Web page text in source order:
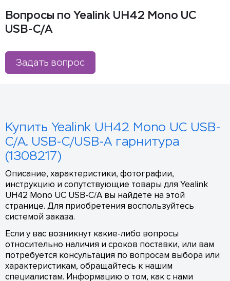
Вопросы по Yealink UH42 Mono UC
USB-C/A
Задать вопрос
Купить Yealink UH42 Mono UC USB-
C/A. USB-C/USB-A гарнитура
(1308217)
Описание, характеристики, фотографии,
инструкцию и сопутствующие товары для Yealink
UH42 Mono UC USB-C/A вы найдете на этой
странице. Для приобретения воспользуйтесь
системой заказа.
Если у вас возникнут какие-либо вопросы
относительно наличия и сроков поставки, или вам
потребуется консультация по вопросам выбора или
характеристикам, обращайтесь к нашим
специалистам. Информацию о том, как с нами